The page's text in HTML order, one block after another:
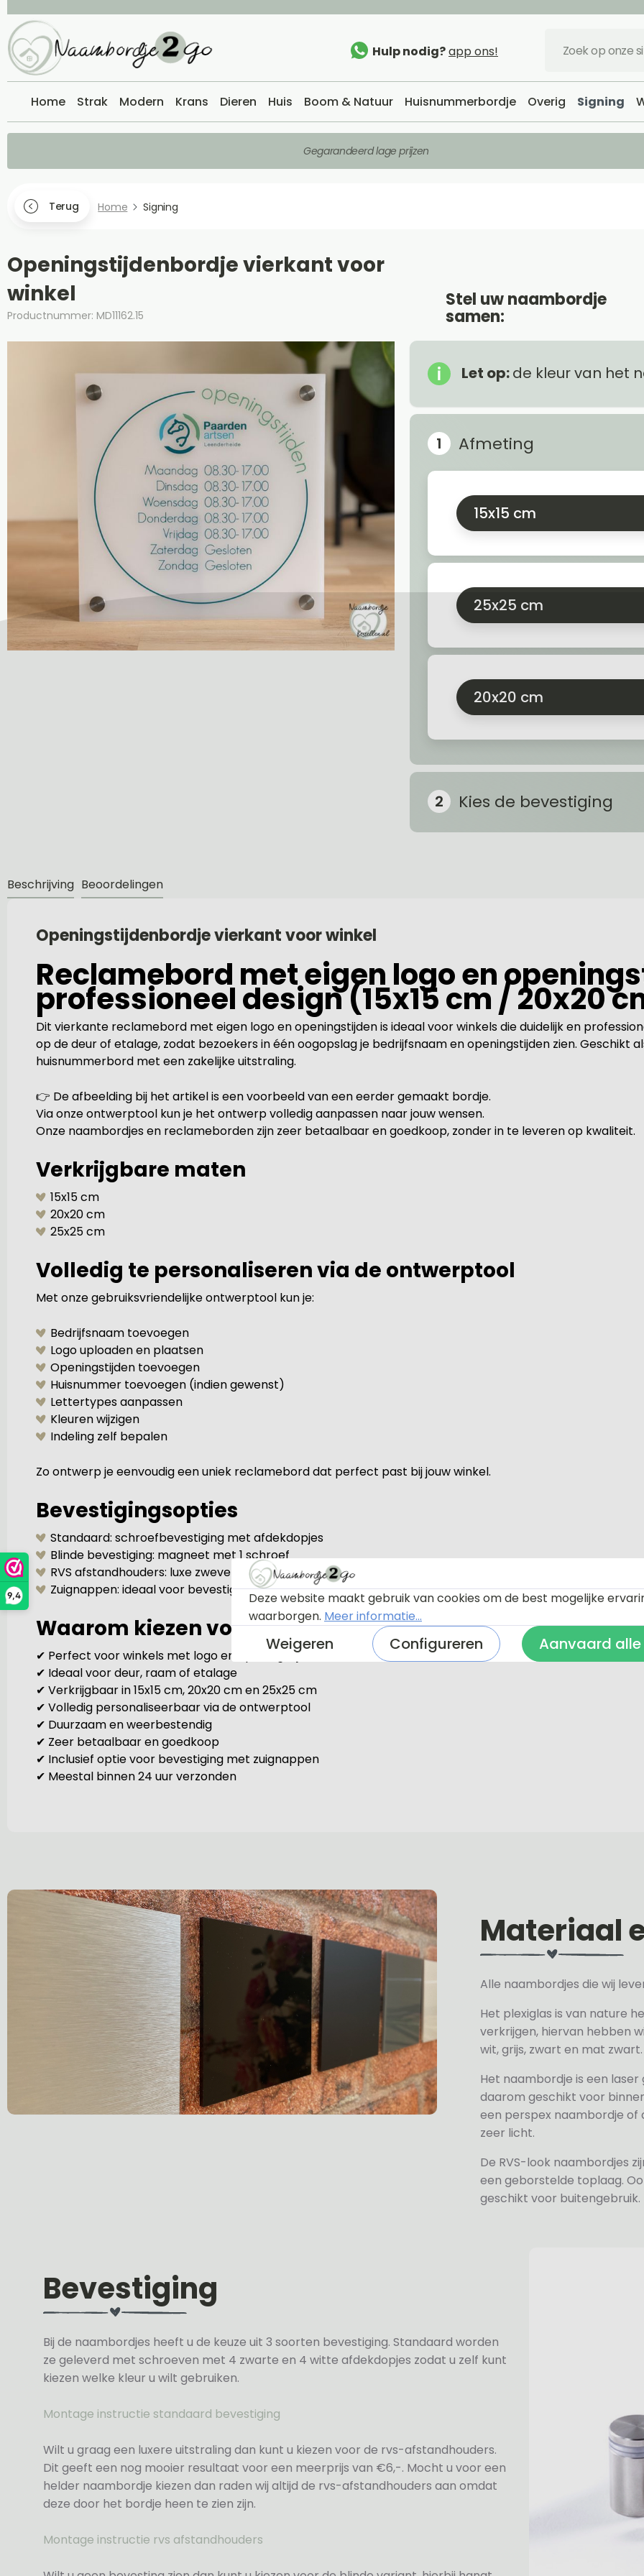
9,4
Hulp nodig?app ons!
Home Strak Modern Krans Dieren Huis Boom & Natuur Huisnummerbordje Overig Signing
Gegarandeerd lage prijzen
Terug Home Signing
Openingstijdenbordje vierkant voor
winkel
Productnummer: MD11162.15
Stel uw naambordje
samen:
Let op:de kleur van het
Afmeting
15x15 cm
25x25 cm
20x20 cm
Kies de bevestiging
Beschrijving Beoordelingen
Openingstijdenbordje vierkant voor winkel
Reclamebord met eigen logo en
professioneel design (15x15 cm / 20x20
Dit vierkante reclamebord met eigen logo en openingstijden is ideaal voor winkels die duidelijk en
op de deur of etalage, zodat bezoekers in één oogopslag je bedrijfsnaam en openingstijden zien. Geschikt
huisnummerbord met een zakelijke uitstraling.
👉 De afbeelding bij het artikel is een voorbeeld van een eerder gemaakt bordje.
Via onze ontwerptool kun je het ontwerp volledig aanpassen naar jouw wensen.
Onze naambordjes en reclameborden zijn zeer betaalbaar en goedkoop, zonder in te leveren op kwaliteit.
Verkrijgbare maten
15x15 cm
20x20 cm
25x25 cm
Volledig te personaliseren via de ontwerptool
Met onze gebruiksvriendelijke ontwerptool kun je:
Bedrijfsnaam toevoegen
Logo uploaden en plaatsen
Openingstijden toevoegen
Huisnummer toevoegen (indien gewenst)
Lettertypes aanpassen
Kleuren wijzigen
Indeling zelf bepalen
Zo ontwerp je eenvoudig een uniek reclamebord dat perfect past bij jouw winkel.
Bevestigingsopties
Standaard: schroefbevestiging met afdekdopjes
Blinde bevestiging: magneet met 1 schroef
RVS afstandhouders: luxe zwevend effect
Zuignappen: ideaal voor bevestiging op glas zoals ramen of deuren
Waarom kiezen voor dit reclamebord?
✔ Perfect voor winkels met logo en openingstijden
✔ Ideaal voor deur, raam of etalage
✔ Verkrijgbaar in 15x15 cm, 20x20 cm en 25x25 cm
✔ Volledig personaliseerbaar via de ontwerptool
✔ Duurzaam en weerbestendig
✔ Zeer betaalbaar en goedkoop
✔ Inclusief optie voor bevestiging met zuignappen
✔ Meestal binnen 24 uur verzonden
Materiaal
Alle naambordjes die wij
Het plexiglas is van nature
verkrijgen, hiervan hebben
wit, grijs, zwart en mat zwart.
Het naambordje is een
daarom geschikt voor
een perspex naambordje
zeer licht.
De RVS-look naambordjes
een geborstelde toplaag.
geschikt voor buitengebruik.
Bevestiging
Bij de naambordjes heeft u de keuze uit 3 soorten bevestiging. Standaard worden
ze geleverd met schroeven met 4 zwarte en 4 witte afdekdopjes zodat u zelf kunt
kiezen welke kleur u wilt gebruiken.
Montage instructie standaard bevestiging
Wilt u graag een luxere uitstraling dan kunt u kiezen voor de rvs-afstandhouders.
Dit geeft een nog mooier resultaat voor een meerprijs van €6,-. Mocht u voor een
helder naambordje kiezen dan raden wij altijd de rvs-afstandhouders aan omdat
deze door het bordje heen te zien zijn.
Montage instructie rvs afstandhouders
Deze website maakt gebruik van cookies om de best mogelijke
waarborgen. Meer informatie...
Weigeren Configureren Aanvaard